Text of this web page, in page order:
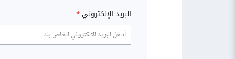
البريد الإلكتروني *